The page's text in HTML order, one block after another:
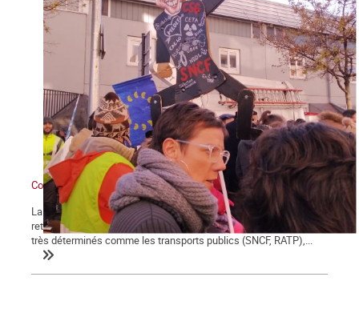
Contre Macron et sa réforme des retraites : grève générale !
La démonstration de force des salariés contre la réforme des
retraites engagée le 5 décembre se poursuit et certains secteurs
très déterminés comme les transports publics (SNCF, RATP),...